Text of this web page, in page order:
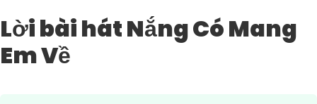
Lời bài hát Nắng Có Mang
Em Về